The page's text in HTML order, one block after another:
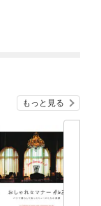
もっと見る